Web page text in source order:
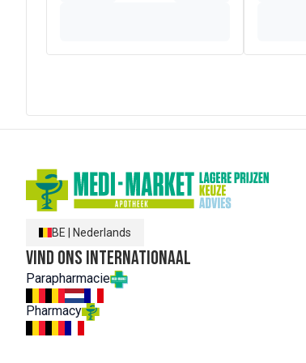
BE Nederlands
Vind ons internationaal
Parapharmacie
Pharmacy